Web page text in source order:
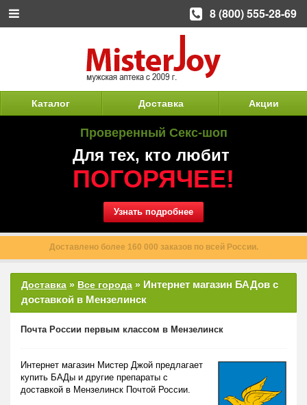
Каталог Доставка Акции
Проверенный Секс-шоп
Для тех, кто любит
ПОГОРЯЧЕЕ!
Узнать подробнее
Доставлено более 160 000 заказов по всей России.
Доставка » Все города » Интернет магазин БАДов с
доставкой в Мензелинск
Почта России первым классом в Мензелинск
Интернет магазин Мистер Джой предлагает
купить БАДы и другие препараты с
доставкой в Мензелинск Почтой России.
8 (800) 555-28-69